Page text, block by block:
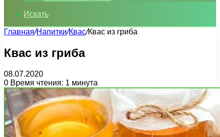
Искать
Главная/Напитки/Квас/Квас из гриба
Квас из гриба
08.07.2020
0 Время чтения: 1 минута